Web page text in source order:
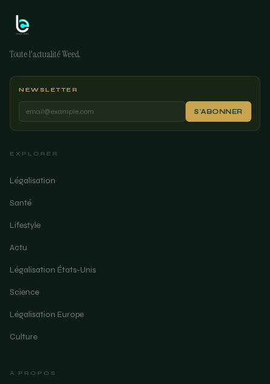
Toute l'actualité Weed
NEWSLETTER
S'ABONNER
EXPLORER
Légalisation
Santé
Lifestyle
Actu
Légalisation États-Unis
Science
Légalisation Europe
Culture
A PROPOS